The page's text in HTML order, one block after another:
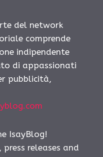
del network
comprende
indipendente
di appassionati
pubblicità,
IsayBlog!
releases and